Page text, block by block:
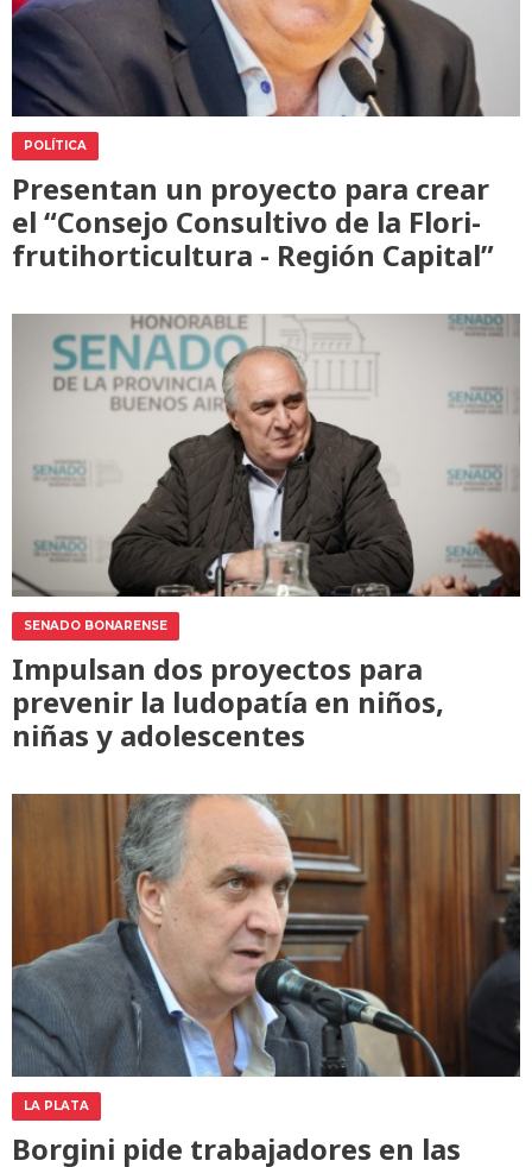
POLÍTICA
Presentan un proyecto para crear
el “Consejo Consultivo de la Flori-
frutihorticultura - Región Capital”
SENADO BONARENSE
Impulsan dos proyectos para
prevenir la ludopatía en niños,
niñas y adolescentes
LA PLATA
Borgini pide trabajadores en las